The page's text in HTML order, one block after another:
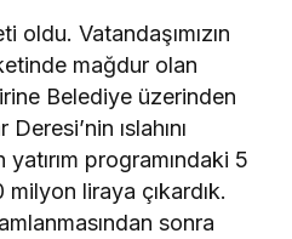
oldu. Vatandaşımızın
mağdur olan
Belediye üzerinden
ıslahını
programındaki 5
liraya çıkardık.
sonra